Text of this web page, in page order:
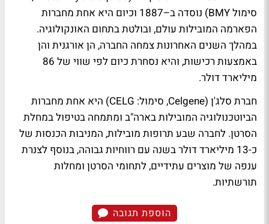
סימול BMY) נוסדה ב–1887 וכיום היא אחת מחברות
הפארמה המובילות עולם, ובולטת בתחום האונקולוגיה.
במהלך השנים האחרונות צמחה החברה, הן אורגנית והן
באמצעות רכישות, והיא נסחרת כיום לפי שווי של 86
מיליארד דולר.
חברת סלג'ן (Celgene, סימול: CELG) היא אחת מחברות
הביוטכנולוגיה המובילות בארה"ב ומתמחה בטיפול במחלת
הסרטן. לחברה שבע תרופות מובילות, המניבות הכנסות של
כ-13 מיליארד דולר בשנה עם רווחיות גבוהה, בנוסף לצנרת
ענפה של מוצרים עתידיים, לתחומי הסרטן ומחלות
תורשתיות.
הוספת תגובה